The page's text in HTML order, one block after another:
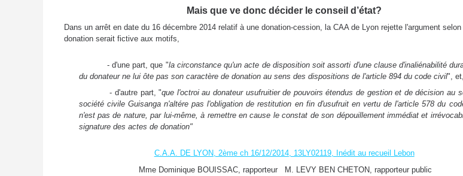
Mais que ve donc décider le conseild’état?
Dans un arrêt en date du 16 décembre 2014 relatif à une donation-cession, la CAA de Lyon rejette l'argument
donation serait fictive aux motifs,
- d'une part, que "la circonstance qu'un acte de disposition soit assorti d'une clause d'inaliénabilité
du donateur ne lui ôte pas son caractère de donation au sens des dispositions de l'article 894 du code civil", et,
- d'autre part, "que l'octroi au donateur usufruitier de pouvoirs étendus de gestion et de décision au
société civile Guisanga n'altére pas l'obligation de restitution en fin d'usufruit en vertu de l'article 578 du
n'est pas de nature, par lui-même, à remettre en cause le constat de son dépouillement immédiat et
signature des actes de donation"
C.A.A. DE LYON, 2ème ch 16/12/2014, 13LY02119, Inédit au recueil Lebon
Mme Dominique BOUISSAC, rapporteur M. LEVY BEN CHETON, rapporteur public